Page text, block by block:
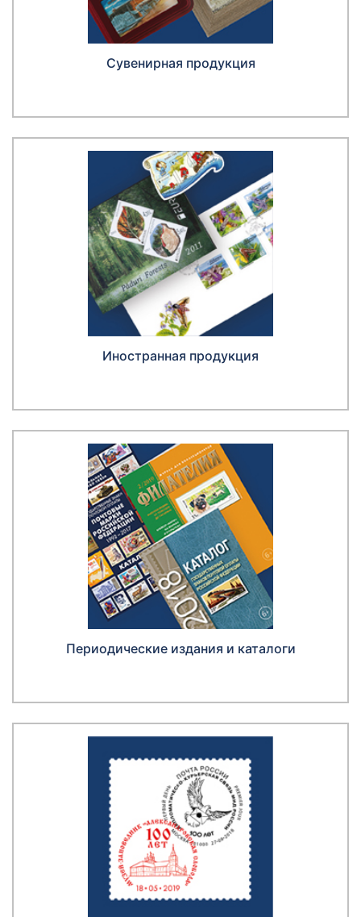
Сувенирная продукция
Иностранная продукция
Периодические издания и каталоги